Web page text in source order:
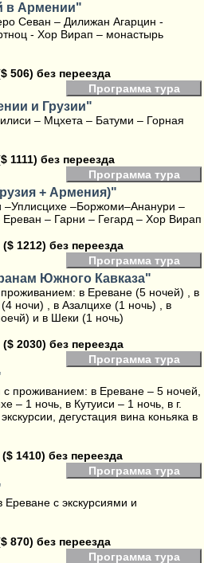
в Армении"
Севан – Дилижан Агарцин -
- Хор Вирап – монастырь
506) без переезда
Программа тура
и Грузии"
– Мцхета – Батуми – Горная
1111) без переезда
Программа тура
+ Армения)"
–Уплисцихе –Боржоми–Ананури –
– Гарни – Гегард – Хор Вирап
1212) без переезда
Программа тура
Южного Кавказа"
в Ереване (5 ночей) , в
ночи) , в Азалцихе (1 ночь) , в
и в Шеки (1 ночь)
2030) без переезда
Программа тура
с проживанием: в Ереване – 5 ночей,
– 1 ночь, в Кутуиси – 1 ночь, в г.
дегустация вина коньяка в
1410) без переезда
Программа тура
с экскурсиями и
870) без переезда
Программа тура